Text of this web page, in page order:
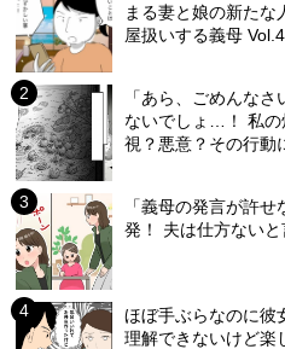
まる妻と娘の新たな
屋扱いする義母
「あら、ごめんな
ないでしょ…！ 私
視？悪意？その行動
「義母の発言が許
発！ 夫は仕方ない
ほぼ手ぶらなのに彼
理解できないけど楽